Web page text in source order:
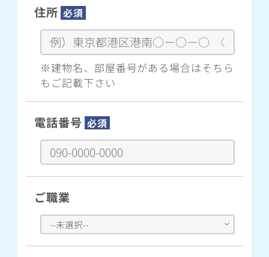
住所 必須
※建物名、部屋番号がある場合はそちら
もご記載下さい
電話番号 必須
ご職業